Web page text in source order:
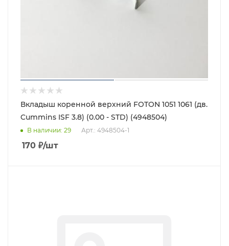
Вкладыш коренной верхний FOTON 1051 1061 (дв.
Cummins ISF 3.8) (0.00 - STD) (4948504)
В наличии: 29 Арт.: 4948504-1
170 ₽/шт